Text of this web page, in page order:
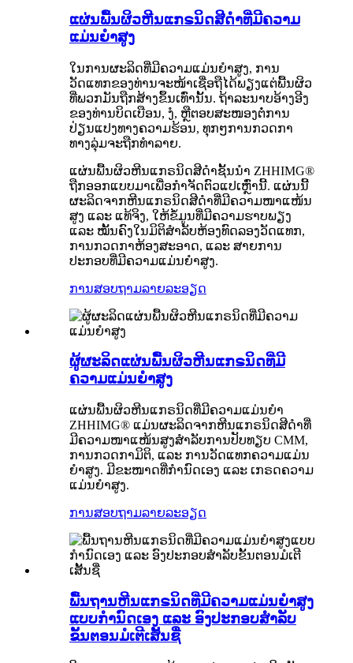
ແຜ່ນພື້ນຜິວຫີນແກຣນິດສີດຳທີ່ມີຄວາມ
ແມ່ນຍໍາສູງ
ໃນການຜະລິດທີ່ມີຄວາມແມ່ນຍໍາສູງ, ການ
ວັດແທກຂອງທ່ານຈະໜ້າເຊື່ອຖືໄດ້ພຽງແຕ່ພື້ນຜິວ
ທີ່ພວກມັນຖືກສ້າງຂຶ້ນເທົ່ານັ້ນ. ຖ້າລະນາບອ້າງອີງ
ຂອງທ່ານບິດເບືອນ, ງໍ, ຫຼືຕອບສະໜອງຕໍ່ການ
ປ່ຽນແປງທາງຄວາມຮ້ອນ, ທຸກໆການກວດກາ
ທາງລຸ່ມຈະຖືກທຳລາຍ.
ແຜ່ນພື້ນຜິວຫີນແກຣນິດສີດຳຊັ້ນນຳ ZHHIMG®
ຖືກອອກແບບມາເພື່ອກຳຈັດຕົວແປເຫຼົ່ານີ້. ແຜ່ນນີ້
ຜະລິດຈາກຫີນແກຣນິດສີດຳທີ່ມີຄວາມໜາແໜ້ນ
ສູງ ແລະ ແທ້ຈິງ, ໃຫ້ຂໍ້ມູນທີ່ມີຄວາມຮາບພຽງ
ແລະ ໝັ້ນຄົງໃນມິຕິສຳລັບຫ້ອງທົດລອງວັດແທກ,
ການກວດກາຫ້ອງສະອາດ, ແລະ ສາຍການ
ປະກອບທີ່ມີຄວາມແມ່ນຍຳສູງ.
ການສອບຖາມລາຍລະອຽດ
ຜູ້ຜະລິດແຜ່ນພື້ນຜິວຫີນແກຣນິດທີ່ມີ
ຄວາມແມ່ນຍໍາສູງ
ແຜ່ນພື້ນຜິວຫີນແກຣນິດທີ່ມີຄວາມແມ່ນຍໍາ
ZHHIMG® ແມ່ນຜະລິດຈາກຫີນແກຣນິດສີດຳທີ່
ມີຄວາມໜາແໜ້ນສູງສໍາລັບການປັບທຽບ CMM,
ການກວດກາມິຕິ, ແລະ ການວັດແທກຄວາມແມ່ນ
ຍໍາສູງ. ມີຂະໜາດທີ່ກຳນົດເອງ ແລະ ເກຣດຄວາມ
ແມ່ນຍໍາສູງ.
ການສອບຖາມລາຍລະອຽດ
ພື້ນຖານຫີນແກຣນິດທີ່ມີຄວາມແມ່ນຍໍາສູງ
ແບບກຳນົດເອງ ແລະ ອົງປະກອບສຳລັບ
ຂັ້ນຕອນມໍເຕີເສັ້ນຊື່